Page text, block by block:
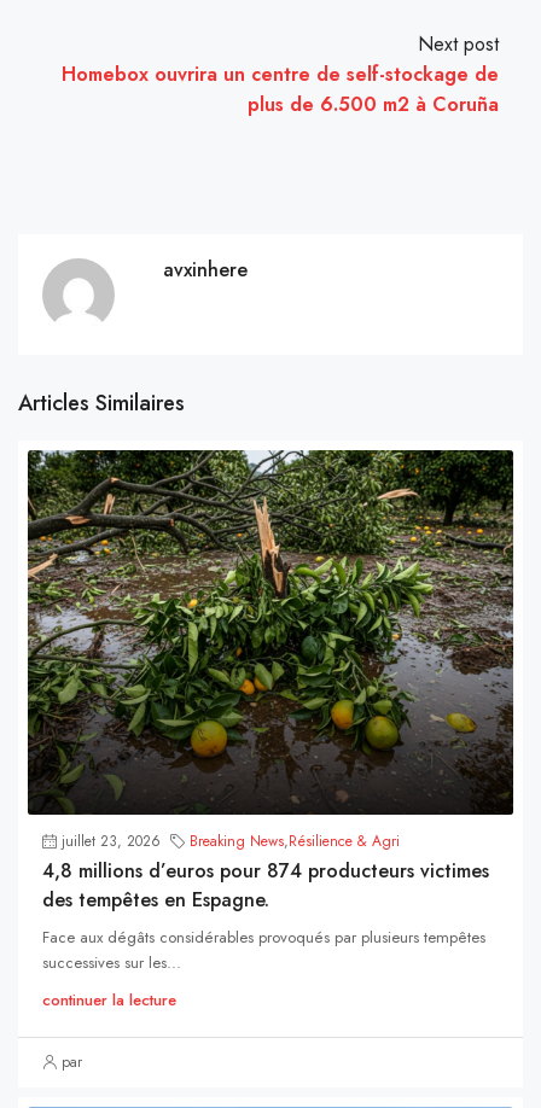
Next post
Homebox ouvrira un centre de self-stockage de
plus de 6.500 m2 à Coruña
avxinhere
Articles Similaires
juillet 23, 2026 Breaking News,Résilience & Agri
4,8 millions d’euros pour 874 producteurs victimes
des tempêtes en Espagne.
Face aux dégâts considérables provoqués par plusieurs tempêtes
successives sur les...
continuer la lecture
par